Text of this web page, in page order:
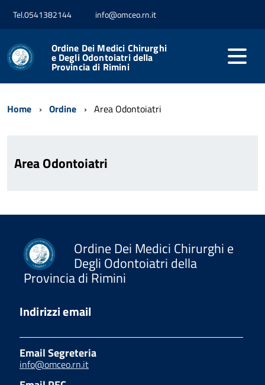
Tel.0541382144 info@omceo.rn.it
Ordine Dei Medici Chirurghi
e Degli Odontoiatri della
Provincia di Rimini
Home Ordine Area Odontoiatri
Area Odontoiatri
Ordine Dei Medici Chirurghi e
Degli Odontoiatri della
Provincia di Rimini
Indirizzi email
Email Segreteria
info@omceo.rn.it